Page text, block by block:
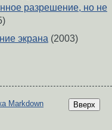
разрешение, но не
экрана (2003)
Вверх
Markdown